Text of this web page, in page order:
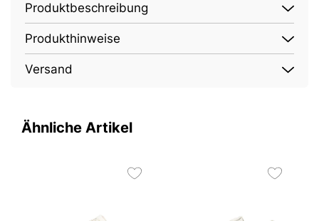
Produktbeschreibung
Produkthinweise
Versand
Ähnliche Artikel